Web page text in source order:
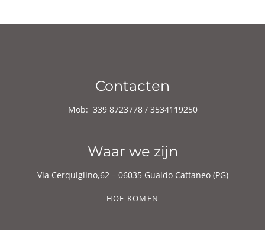
Contacten
Mob: 339 8723778 / 3534119250
Waar we zijn
Via Cerquiglino,62 – 06035 Gualdo Cattaneo (PG)
HOE KOMEN